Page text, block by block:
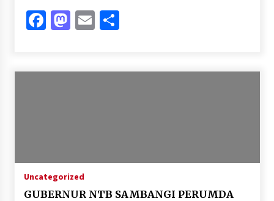
Facebook
Mastodon
EmailShare
Uncategorized
GUBERNUR NTB SAMBANGI PERUMDA